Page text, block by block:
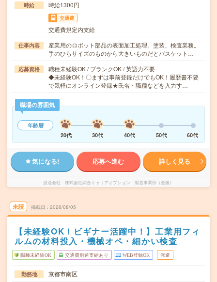
時給 時給1300円
交通費
交通費規定内支給
仕事内容
産業用のロボット部品の表面加工処理。塗装、検査業務。
手のひらサイズのものから大きいものだとバスケット…
応募資格
職種未経験OK / ブランクOK / 英語力不要
◆未経験OK！〇まずは事前登録だけでもOK！履歴書不要
で気軽にオンライン登録★氏名・職種などを入力す…
職場の雰囲気
年齢層
20代
30代 40代 50代 60代
気になる! 応募へ進む 詳しく見る
派遣会社 株式会社綜合キャリアオプション 製造事業部（全国）
未読 掲載日 2026/08/05
【未経験OK！ビギナー活躍中！】工業用フィ
ルムの材料投入・機械オペ・細かい検査
職種未経験OK 交通費別途支給あり WEB登録OK 派遣
勤務地 京都市南区